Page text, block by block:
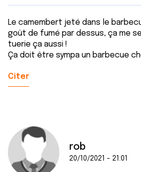
Le camembert jeté dans le
goût de fumé par dessus, ça me
tuerie ça aussi !
Ça doit être sympa un barbecue
Citer
rob
20/10/2021 - 21:01